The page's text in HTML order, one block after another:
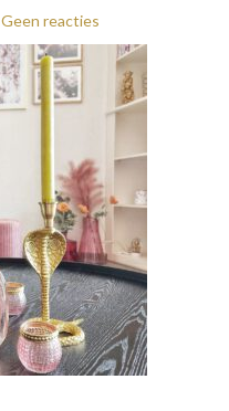
Geen reacties